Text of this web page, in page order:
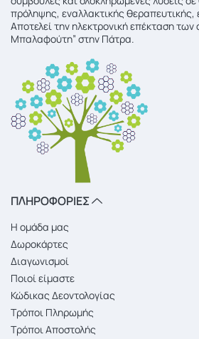
πρόληψης, εναλλακτικής θεραπευτικής,
Αποτελεί την ηλεκτρονική επέκταση
Μπαλαφούτη” στην Πάτρα.
ΠΛΗΡΟΦΟΡΙΕΣ
Η ομάδα μας
Δωροκάρτες
Διαγωνισμοί
Ποιοί είμαστε
Κώδικας Δεοντολογίας
Τρόποι Πληρωμής
Τρόποι Αποστολής